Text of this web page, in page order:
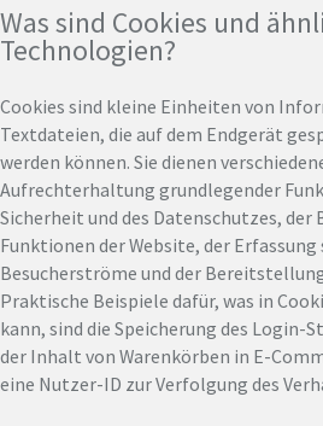
Was sind Cookies und
Technologien?
Cookies sind kleine Einheiten von
Textdateien, die auf dem Endgerät
werden können. Sie dienen
Aufrechterhaltung grundlegender
Sicherheit und des Datenschutzes,
Funktionen der Website, der
Besucherströme und der
Praktische Beispiele dafür, was in
kann, sind die Speicherung des Login-
der Inhalt von Warenkörben in E-
eine Nutzer-ID zur Verfolgung des